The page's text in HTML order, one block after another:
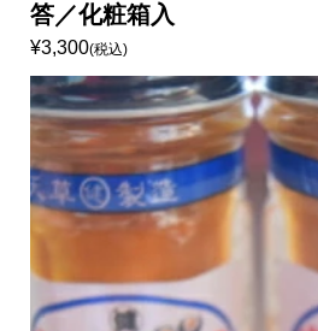
答／化粧箱入
¥3,300(税込)